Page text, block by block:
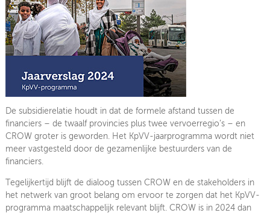
Mei
April
Maart
Februari
Januari
De subsidierelatie houdt in dat de formele afstand tussen de
financiers – de twaalf provincies plus twee vervoerregio’s – en
CROW groter is geworden. Het KpVV-jaarprogramma wordt niet
meer vastgesteld door de gezamenlijke bestuurders van de
financiers.
Tegelijkertijd blijft de dialoog tussen CROW en de stakeholders in
het netwerk van groot belang om ervoor te zorgen dat het KpVV-
programma maatschappelijk relevant blijft. CROW is in 2024 dan